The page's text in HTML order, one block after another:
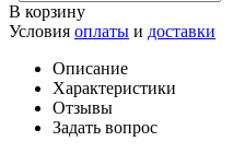
В корзину
Условия оплаты и доставки
Описание
Характеристики
Отзывы
Задать вопрос